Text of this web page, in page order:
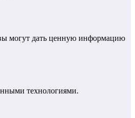
могут дать ценную информацию
технологиями.